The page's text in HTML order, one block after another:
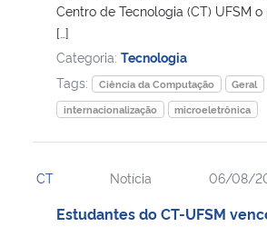
Centro de Tecnologia (CT) UFSM
[…]
Categoria: Tecnologia
Tags:
Ciência da Computação
Geral
internacionalização
microeletrônica
CT Notícia 06/08/
Estudantes do CT-UFSM